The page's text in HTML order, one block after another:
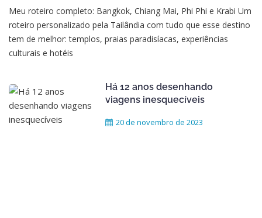
Meu roteiro completo: Bangkok, Chiang Mai, Phi Phi e Krabi Um
roteiro personalizado pela Tailândia com tudo que esse destino
tem de melhor: templos, praias paradisíacas, experiências
culturais e hotéis
20 de novembro de 2023
Há 12 anos desenhando
viagens inesquecíveis